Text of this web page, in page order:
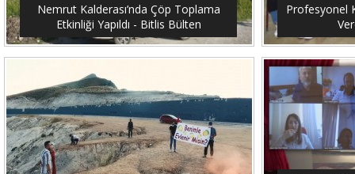
Nemrut Kalderası’nda Çöp Toplama
Etkinliği Yapıldı - Bitlis Bülten
Profesyonel